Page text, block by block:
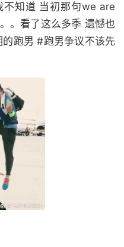
知道 当初那句we are
。看了这么多季 遗憾也
跑男 #跑男争议不该先